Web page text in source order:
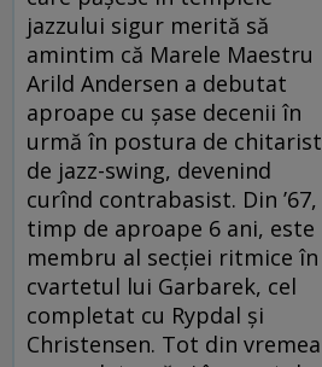
jazzului sigur merită să
amintim că Marele Maestru
Arild Andersen a debutat
aproape cu șase decenii în
urmă în postura de chitarist
de jazz-swing, devenind
curînd contrabasist. Din ’67,
timp de aproape 6 ani, este
membru al secției ritmice în
cvartetul lui Garbarek, cel
completat cu Rypdal și
Christensen. Tot din vremea